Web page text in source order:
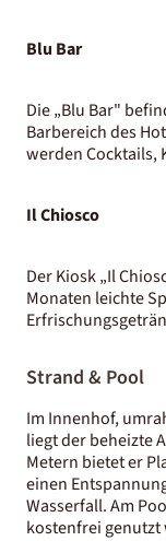
Blu Bar
Die „Blu Bar"
Barbereich des
werden Cocktails,
Il Chiosco
Der Kiosk „Il
Monaten leichte
Strand & Pool
Im Innenhof,
liegt der beheizte
Metern bietet er
einen
Wasserfall. Am
kostenfrei